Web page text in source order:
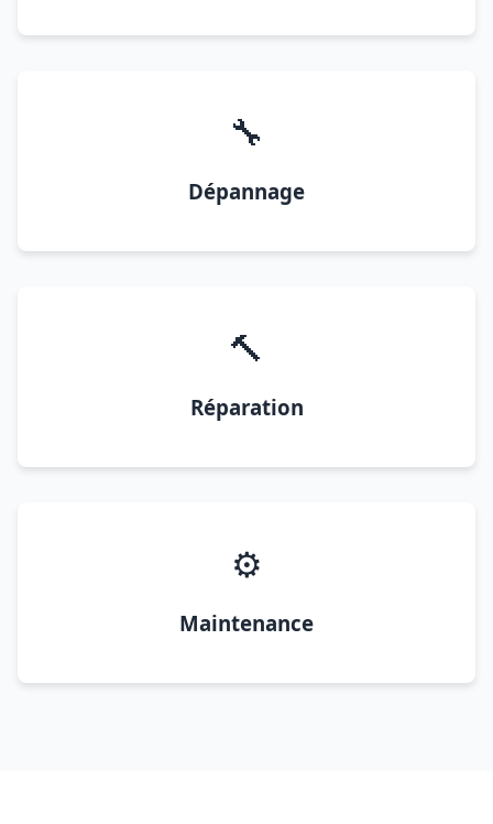
🔧
Dépannage
🔨
Réparation
⚙️
Maintenance